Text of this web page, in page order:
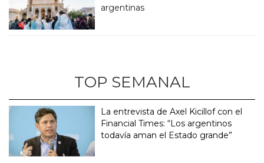
argentinas
TOP SEMANAL
La entrevista de Axel Kicillof con el
Financial Times: “Los argentinos
todavía aman el Estado grande”